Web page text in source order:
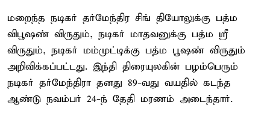
மறைந்த நடிகர் தர்மேந்திர சிங் தியோலுக்கு பத்ம
விபூஷண் விருதும், நடிகர் மாதவனுக்கு பத்ம ஸ்ரீ
விருதும், நடிகர் மம்முட்டிக்கு பத்ம பூஷண் விருதும்
அறிவிக்கப்பட்டது. இந்தி திரையுலகின் பழம்பெரும்
நடிகர் தர்மேந்திரா தனது 89-வது வயதில் கடந்த
ஆண்டு நவம்பர் 24-ந் தேதி மரணம் அடைந்தார்.